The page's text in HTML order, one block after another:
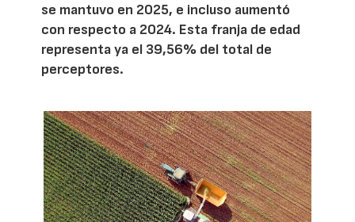
se mantuvo en 2025, e incluso aumentó
con respecto a 2024. Esta franja de edad
representa ya el 39,56% del total de
perceptores.